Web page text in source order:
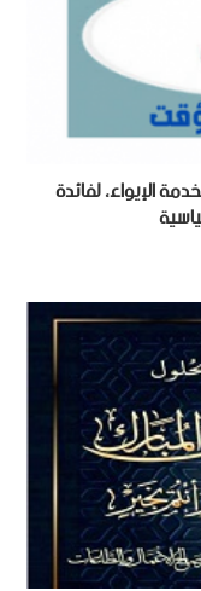
الإيواء، لفائدة